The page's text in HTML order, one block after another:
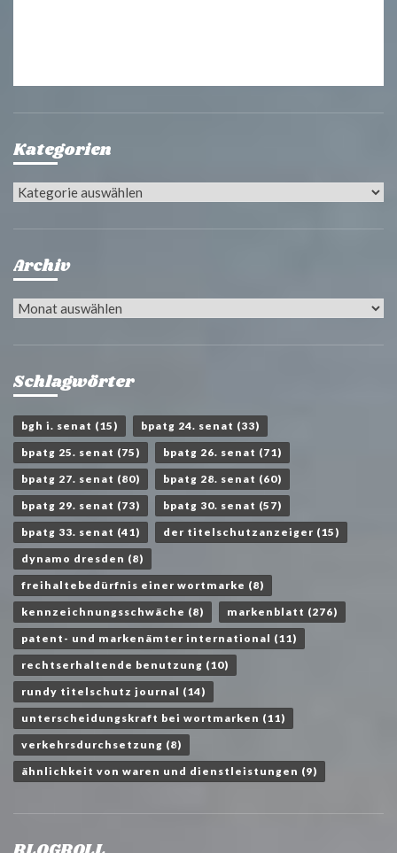
Kategorien
Kategorien
Archiv
Archiv
Schlagwörter
bgh i. senat (15) bpatg 24. senat (33)
bpatg 25. senat (75) bpatg 26. senat (71)
bpatg 27. senat (80) bpatg 28. senat (60)
bpatg 29. senat (73) bpatg 30. senat (57)
bpatg 33. senat (41) der titelschutzanzeiger (15)
dynamo dresden (8)
freihaltebedürfnis einer wortmarke (8)
kennzeichnungsschwäche (8) markenblatt (276)
patent- und markenämter international (11)
rechtserhaltende benutzung (10)
rundy titelschutz journal (14)
unterscheidungskraft bei wortmarken (11)
verkehrsdurchsetzung (8)
ähnlichkeit von waren und dienstleistungen (9)